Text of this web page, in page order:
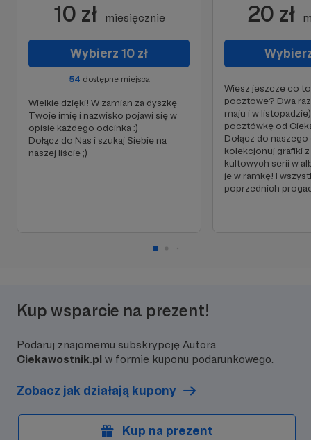
10 zł miesięcznie
Wybierz 10 zł
54 dostępne miejsca
Wielkie dzięki! W zamian za dyszkę
Twoje imię i nazwisko pojawi się w
opisie każdego odcinka :)
Dołącz do Nas i szukaj Siebie na
naszej liście ;)
20 zł
Wiesz jeszcze co
pocztowe? Dwa
maju i w
pocztówkę od
Dołącz do naszego
kolekcjonuj grafiki
kultowych serii w
je w ramkę! I
poprzednich
Kup wsparcie na prezent!
Podaruj znajomemu subskrypcję Autora
Ciekawostnik.pl w formie kuponu podarunkowego.
Zobacz jak działają kupony
Kup na prezent